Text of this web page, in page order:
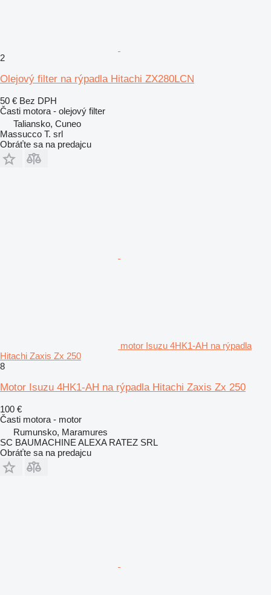
2
Olejový filter na rýpadla Hitachi ZX280LCN
50 € Bez DPH
Časti motora - olejový filter
Taliansko, Cuneo
Massucco T. srl
Obráťte sa na predajcu
motor Isuzu 4HK1-AH na rýpadla
Hitachi Zaxis Zx 250
8
Motor Isuzu 4HK1-AH na rýpadla Hitachi Zaxis Zx 250
100 €
Časti motora - motor
Rumunsko, Maramures
SC BAUMACHINE ALEXA RATEZ SRL
Obráťte sa na predajcu